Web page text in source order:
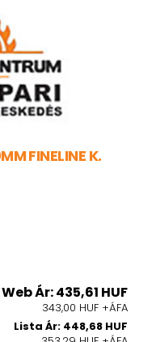
FINELINE K.
Web Ár: 435,61 HUF
343,00 HUF +ÁFA
Lista Ár: 448,68 HUF